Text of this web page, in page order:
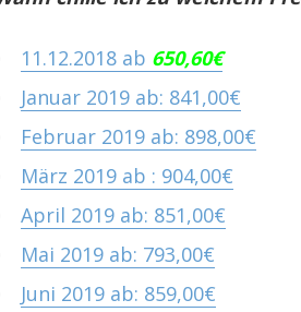
11.12.2018 ab 650,60€
Januar 2019 ab: 841,00€
Februar 2019 ab: 898,00€
März 2019 ab : 904,00€
April 2019 ab: 851,00€
Mai 2019 ab: 793,00€
Juni 2019 ab: 859,00€